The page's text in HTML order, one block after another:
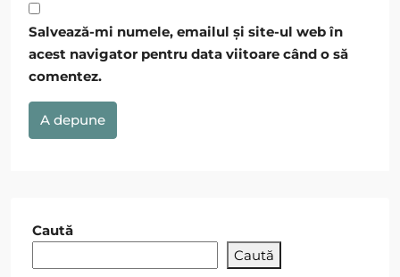
Salvează-mi numele, emailul și site-ul web în
acest navigator pentru data viitoare când o să
comentez.
A depune
Caută
Caută